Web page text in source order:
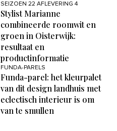
SEIZOEN 22 AFLEVERING 4
Stylist Marianne
combineerde roomwit en
groen in Oisterwijk:
resultaat en
productinformatie
FUNDA-PARELS
Funda-parel: het kleurpalet
van dit design landhuis met
eclectisch interieur is om
van te smullen